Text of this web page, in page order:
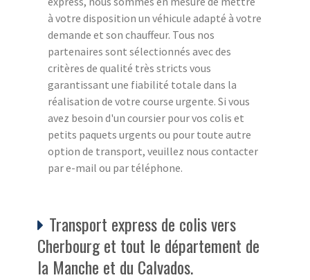
à votre disposition un véhicule adapté à votre
demande et son chauffeur. Tous nos
partenaires sont sélectionnés avec des
critères de qualité très stricts vous
garantissant une fiabilité totale dans la
réalisation de votre course urgente. Si vous
avez besoin d'un coursier pour vos colis et
petits paquets urgents ou pour toute autre
option de transport, veuillez nous contacter
par e-mail ou par téléphone.
Transport express de colis vers
Cherbourg et tout le département de
la Manche et du Calvados.